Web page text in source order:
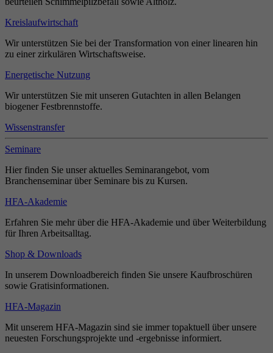
Kreislaufwirtschaft
Wir unterstützen Sie bei der Transformation von einer linearen hin
zu einer zirkulären Wirtschaftsweise.
Energetische Nutzung
Wir unterstützen Sie mit unseren Gutachten in allen Belangen
biogener Festbrennstoffe.
Wissenstransfer
Seminare
Hier finden Sie unser aktuelles Seminarangebot, vom
Branchenseminar über Seminare bis zu Kursen.
HFA-Akademie
Erfahren Sie mehr über die HFA-Akademie und über Weiterbildung
für Ihren Arbeitsalltag.
Shop & Downloads
In unserem Downloadbereich finden Sie unsere Kaufbroschüren
sowie Gratisinformationen.
HFA-Magazin
Mit unserem HFA-Magazin sind sie immer topaktuell über unsere
neuesten Forschungsprojekte und -ergebnisse informiert.